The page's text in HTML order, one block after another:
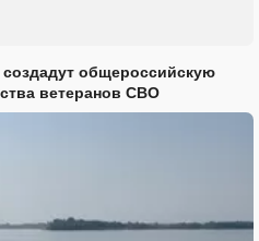
общероссийскую
ветеранов СВО